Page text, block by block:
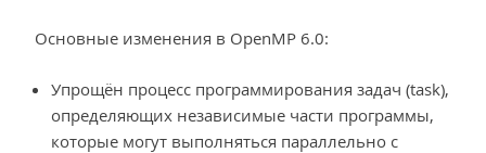
Основные изменения в OpenMP 6.0:
Упрощён процесс программирования задач (task),
определяющих независимые части программы,
которые могут выполняться параллельно с